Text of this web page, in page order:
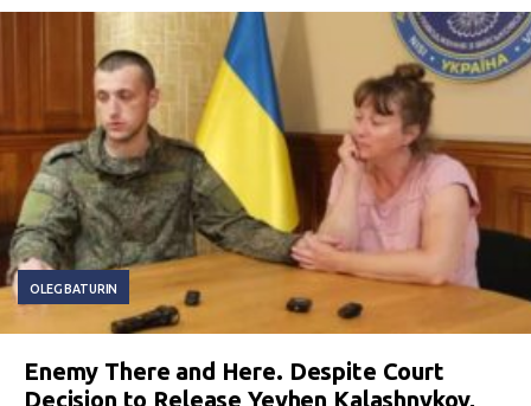
OLEG BATURIN
Enemy There and Here. Despite Court
Decision to Release Yevhen Kalashnykov,